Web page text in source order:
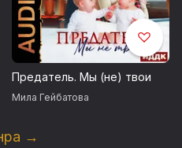
Предатель. Мы (не) твои
Мила Гейбатова
→